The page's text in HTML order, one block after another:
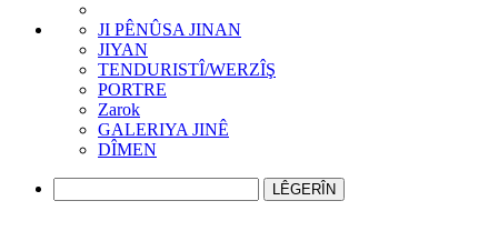
JI PÊNÛSA JINAN
JIYAN
TENDURISTÎ/WERZÎŞ
PORTRE
Zarok
GALERIYA JINÊ
DÎMEN
LÊGERÎN